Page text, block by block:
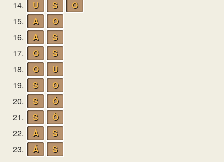
14.
U S
O
15.
A
O
16.
A
S
17.
O
S
18.
O
U
19.
S
O
20.
S
Ó
21.
S
Ô
22.
À
S
23.
Á S